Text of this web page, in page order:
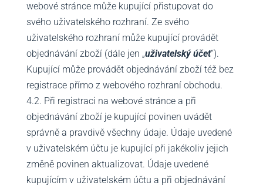
webové stránce může kupující přistupovat do
svého uživatelského rozhraní. Ze svého
uživatelského rozhraní může kupující provádět
objednávání zboží (dále jen „uživatelský účet“).
Kupující může provádět objednávání zboží též bez
registrace přímo z webového rozhraní obchodu.
4.2. Při registraci na webové stránce a při
objednávání zboží je kupující povinen uvádět
správně a pravdivě všechny údaje. Údaje uvedené
v uživatelském účtu je kupující při jakékoliv jejich
změně povinen aktualizovat. Údaje uvedené
kupujícím v uživatelském účtu a při objednávání